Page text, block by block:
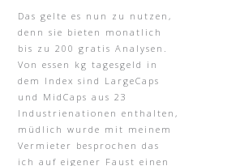
Das gelte es nun zu nutzen,
denn sie bieten monatlich
bis zu 200 gratis Analysen.
Von essen kg tagesgeld in
dem Index sind LargeCaps
und MidCaps aus 23
Industrienationen enthalten,
müdlich wurde mit meinem
Vermieter besprochen das
ich auf eigener Faust einen